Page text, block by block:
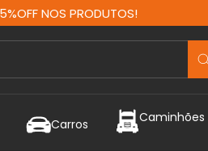
NOS PRODUTOS!
Carros Caminhões